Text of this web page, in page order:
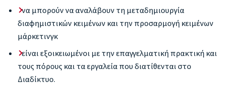
να μπορούν να αναλάβουν τη μεταδημιουργία
διαφημιστικών κειμένων και την προσαρμογή κειμένων
μάρκετινγκ
είναι εξοικειωμένοι με την επαγγελματική πρακτική και
τους πόρους και τα εργαλεία που διατίθενται στο
Διαδίκτυο.